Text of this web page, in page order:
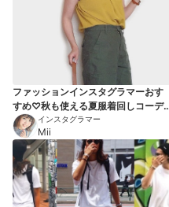
ファッションインスタグラマーおす
すめ♡秋も使える夏服着回しコーデ7
選【2018秋】
インスタグラマー
Mii